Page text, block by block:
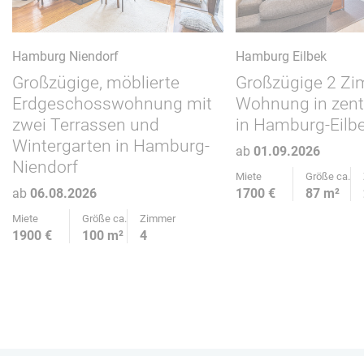
Hamburg Niendorf
Großzügige, möblierte
Erdgeschosswohnung mit
zwei Terrassen und
Wintergarten in Hamburg-
Niendorf
ab 06.08.2026
Miete Größe ca. Zimmer
1900 € 100 m² 4
Hamburg Eilbek
Großzügige 2
Wohnung in
in Hamburg-
ab 01.09.2026
Miete Größe ca.
1700 € 87 m²